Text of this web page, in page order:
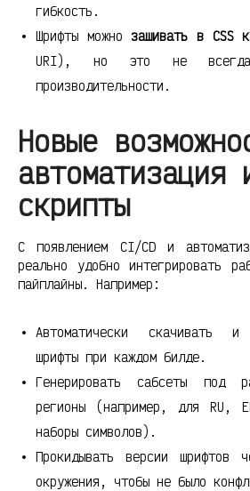
гибкость.
Шрифты можно зашивать в CSS
URI), но это не
производительности.
Новые
автоматизация
скрипты
С появлением CI/CD и
реально удобно интегрировать
пайплайны. Например:
Автоматически скачивать и
шрифты при каждом билде.
Генерировать сабсеты под
регионы (например, для RU,
наборы символов).
Прокидывать версии шрифтов
окружения, чтобы не было